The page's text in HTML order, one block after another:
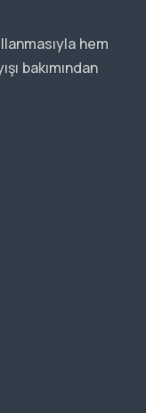
hem
bakımından